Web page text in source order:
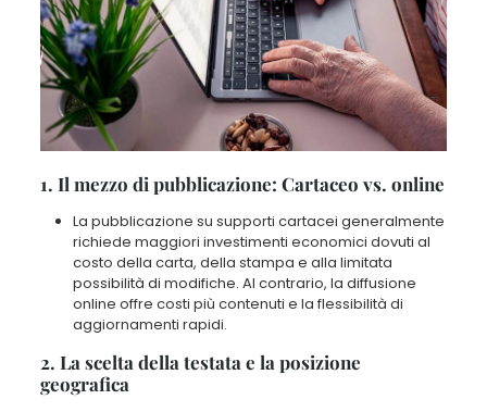
1. Il mezzo di pubblicazione: Cartaceo vs. online
La pubblicazione su supporti cartacei generalmente
richiede maggiori investimenti economici dovuti al
costo della carta, della stampa e alla limitata
possibilità di modifiche. Al contrario, la diffusione
online offre costi più contenuti e la flessibilità di
aggiornamenti rapidi.
2. La scelta della testata e la posizione
geografica